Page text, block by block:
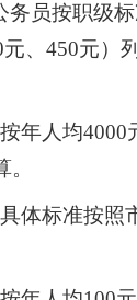
务员按职级标
元、 450元）
年人均4000
体标准按照